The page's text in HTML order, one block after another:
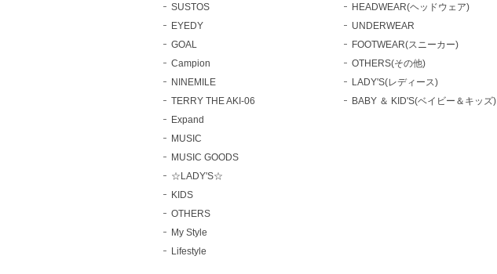
SUSTOS
EYEDY
GOAL
Campion
NINEMILE
TERRY THE AKI-06
Expand
MUSIC
MUSIC GOODS
☆LADY'S☆
KIDS
OTHERS
My Style
Lifestyle
HEADWEAR(ヘッドウェア)
UNDERWEAR
FOOTWEAR(スニーカー)
OTHERS(その他)
LADY'S(レディース)
BABY ＆ KID'S(ベイビー＆キッズ)